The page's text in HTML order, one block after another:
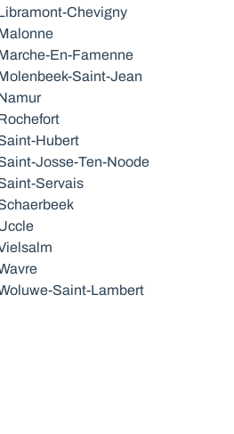
Chevigny
En-Famenne
Saint-Jean
Hubert
Josse-Ten-Noode
Servais
Saint-Lambert